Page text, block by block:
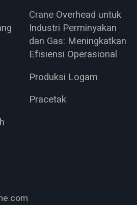
Crane Overhead untuk
Industri Perminyakan
dan Gas: Meningkatkan
Efisiensi Operasional
Produksi Logam
Pracetak